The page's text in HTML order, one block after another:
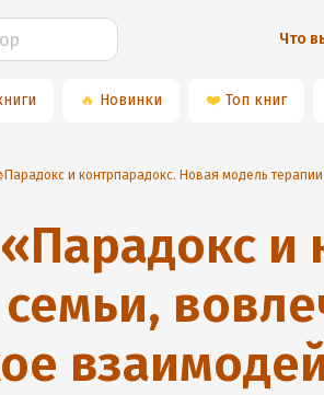
Что
🔥 Новинки ❤️ Топ книг
«Парадокс и